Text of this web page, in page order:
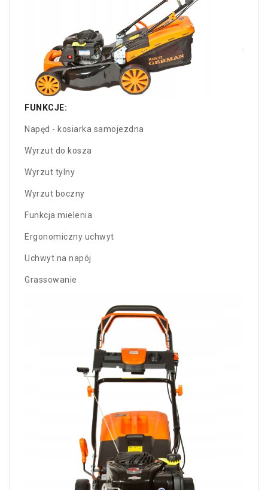
FUNKCJE:
Napęd - kosiarka samojezdna
Wyrzut do kosza
Wyrzut tylny
Wyrzut boczny
Funkcja mielenia
Ergonomiczny uchwyt
Uchwyt na napój
Grassowanie